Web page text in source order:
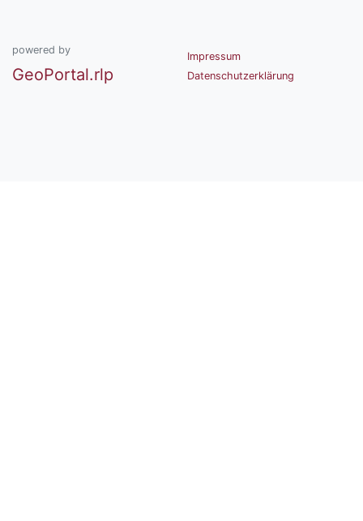
powered by
GeoPortal.rlp
Impressum
Datenschutzerklärung